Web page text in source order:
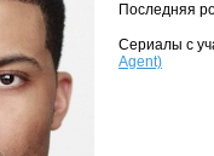
Последняя
Сериалы с
Agent)